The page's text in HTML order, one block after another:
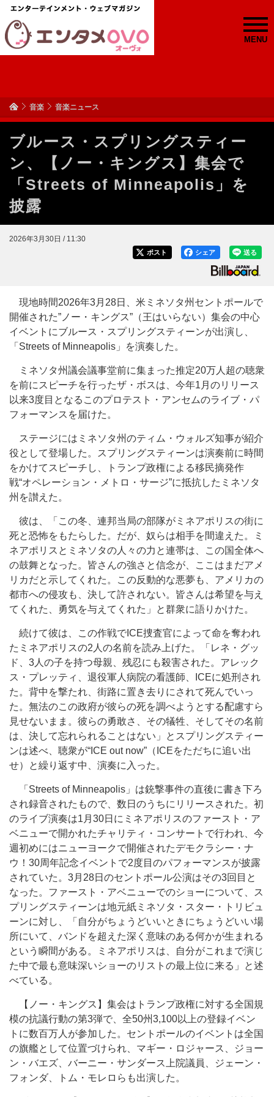
MENU
音楽 音楽ニュース
ブルース・スプリングスティー
ン、【ノー・キングス】集会で
「Streets of Minneapolis」を
披露
2026年3月30日 / 11:30
送る
シェア
ポスト
現地時間2026年3月28日、米ミネソタ州セントポールで
開催された”ノー・キングス”（王はいらない）集会の中心
イベントにブルース・スプリングスティーンが出演し、
「Streets of Minneapolis」を演奏した。
ミネソタ州議会議事堂前に集まった推定20万人超の聴衆
を前にスピーチを行ったザ・ボスは、今年1月のリリース
以来3度目となるこのプロテスト・アンセムのライブ・パ
フォーマンスを届けた。
ステージにはミネソタ州のティム・ウォルズ知事が紹介
役として登場した。スプリングスティーンは演奏前に時間
をかけてスピーチし、トランプ政権による移民摘発作
戦“オペレーション・メトロ・サージ”に抵抗したミネソタ
州を讃えた。
彼は、「この冬、連邦当局の部隊がミネアポリスの街に
死と恐怖をもたらした。だが、奴らは相手を間違えた。ミ
ネアポリスとミネソタの人々の力と連帯は、この国全体へ
の鼓舞となった。皆さんの強さと信念が、ここはまだアメ
リカだと示してくれた。この反動的な悪夢も、アメリカの
都市への侵攻も、決して許されない。皆さんは希望を与え
てくれた、勇気を与えてくれた」と群衆に語りかけた。
続けて彼は、この作戦でICE捜査官によって命を奪われ
たミネアポリスの2人の名前を読み上げた。「レネ・グッ
ド、3人の子を持つ母親、残忍にも殺害された。アレック
ス・プレッティ、退役軍人病院の看護師、ICEに処刑され
た。背中を撃たれ、街路に置き去りにされて死んでいっ
た。無法のこの政府が彼らの死を調べようとする配慮すら
見せないまま。彼らの勇敢さ、その犠牲、そしてその名前
は、決して忘れられることはない」とスプリングスティー
ンは述べ、聴衆が“ICE out now”（ICEをただちに追い出
せ）と繰り返す中、演奏に入った。
「Streets of Minneapolis」は銃撃事件の直後に書き下ろ
され録音されたもので、数日のうちにリリースされた。初
のライブ演奏は1月30日にミネアポリスのファースト・ア
ベニューで開かれたチャリティ・コンサートで行われ、今
週初めにはニューヨークで開催されたデモクラシー・ナ
ウ！30周年記念イベントで2度目のパフォーマンスが披露
されていた。3月28日のセントポール公演はその3回目と
なった。ファースト・アベニューでのショーについて、ス
プリングスティーンは地元紙ミネソタ・スター・トリビュ
ーンに対し、「自分がちょうどいいときにちょうどいい場
所にいて、バンドを超えた深く意味のある何かが生まれる
という瞬間がある。ミネアポリスは、自分がこれまで演じ
た中で最も意味深いショーのリストの最上位に来る」と述
べている。
【ノー・キングス】集会はトランプ政権に対する全国規
模の抗議行動の第3弾で、全50州3,100以上の登録イベン
トに数百万人が参加した。セントポールのイベントは全国
の旗艦として位置づけられ、マギー・ロジャース、ジョー
ン・バエズ、バーニー・サンダース上院議員、ジェーン・
フォンダ、トム・モレロらも出演した。